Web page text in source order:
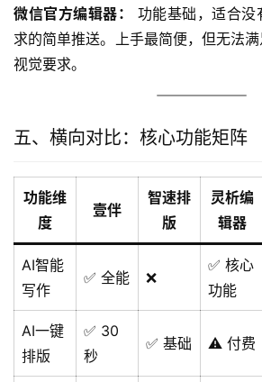
微信官方编辑器：
功能基础，适合没
求的简单推送。上手最简便，但无法
视觉要求。
五、横向对比：核心功能矩阵
功能维
度
壹伴
智速排
版
灵析编
辑器
AI智能
写作
✅ 全能 ❌
✅ 核心
功能
AI一键
排版
✅ 30
秒
✅ 基础 ⚠️ 付费